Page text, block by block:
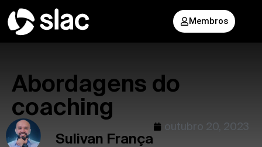
Membros
Abordagens do
coaching
Sulivan França
outubro 20, 2023